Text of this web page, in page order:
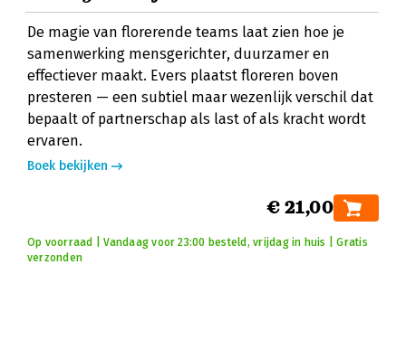
De magie van florerende teams laat zien hoe je
samenwerking mensgerichter, duurzamer en
effectiever maakt. Evers plaatst floreren boven
presteren — een subtiel maar wezenlijk verschil dat
bepaalt of partnerschap als last of als kracht wordt
ervaren.
Boek bekijken
€ 21,00
Op voorraad | Vandaag voor 23:00 besteld, vrijdag in huis | Gratis
verzonden